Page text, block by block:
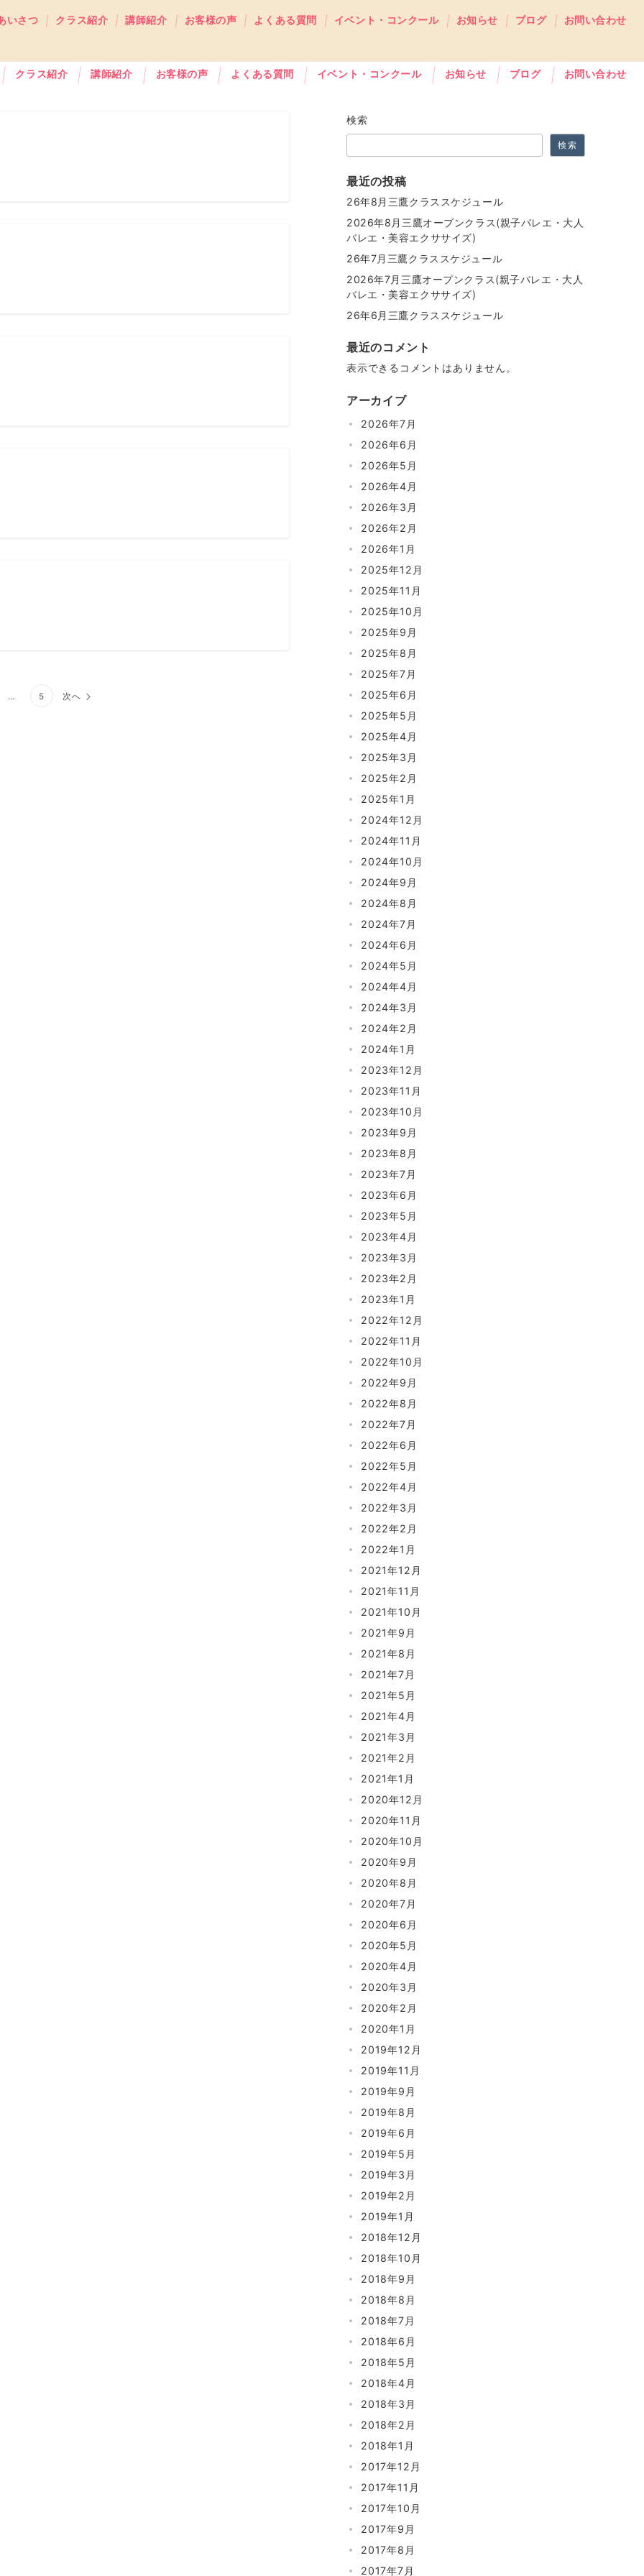
クラス紹介 講師紹介 お客様の声 よくある質問 イベント・コンクール お知らせ ブログ お問い合わせ
いさつ クラス紹介 講師紹介 お客様の声 よくある質問 イベント・コンクール お知らせ ブログ お問い合わせ
… 5 次へ
検索
検索
最近の投稿
26年8月三鷹クラススケジュール
2026年8月三鷹オープンクラス(親子バレエ・大人
バレエ・美容エクササイズ)
26年7月三鷹クラススケジュール
2026年7月三鷹オープンクラス(親子バレエ・大人
バレエ・美容エクササイズ)
26年6月三鷹クラススケジュール
最近のコメント
表示できるコメントはありません。
アーカイブ
2026年7月
2026年6月
2026年5月
2026年4月
2026年3月
2026年2月
2026年1月
2025年12月
2025年11月
2025年10月
2025年9月
2025年8月
2025年7月
2025年6月
2025年5月
2025年4月
2025年3月
2025年2月
2025年1月
2024年12月
2024年11月
2024年10月
2024年9月
2024年8月
2024年7月
2024年6月
2024年5月
2024年4月
2024年3月
2024年2月
2024年1月
2023年12月
2023年11月
2023年10月
2023年9月
2023年8月
2023年7月
2023年6月
2023年5月
2023年4月
2023年3月
2023年2月
2023年1月
2022年12月
2022年11月
2022年10月
2022年9月
2022年8月
2022年7月
2022年6月
2022年5月
2022年4月
2022年3月
2022年2月
2022年1月
2021年12月
2021年11月
2021年10月
2021年9月
2021年8月
2021年7月
2021年5月
2021年4月
2021年3月
2021年2月
2021年1月
2020年12月
2020年11月
2020年10月
2020年9月
2020年8月
2020年7月
2020年6月
2020年5月
2020年4月
2020年3月
2020年2月
2020年1月
2019年12月
2019年11月
2019年9月
2019年8月
2019年6月
2019年5月
2019年3月
2019年2月
2019年1月
2018年12月
2018年10月
2018年9月
2018年8月
2018年7月
2018年6月
2018年5月
2018年4月
2018年3月
2018年2月
2018年1月
2017年12月
2017年11月
2017年10月
2017年9月
2017年8月
2017年7月